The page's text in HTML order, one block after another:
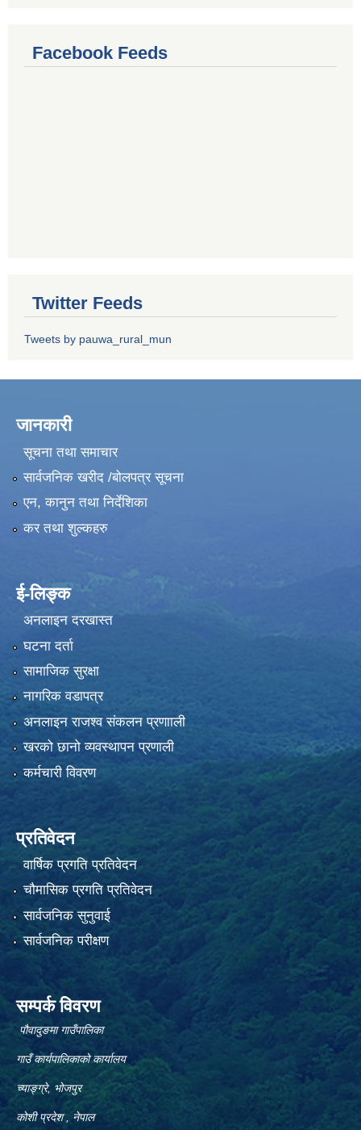
Facebook Feeds
Twitter Feeds
Tweets by pauwa_rural_mun
जानकारी
सूचना तथा समाचार
सार्वजनिक खरीद /बोलपत्र सूचना
एन, कानुन तथा निर्देशिका
कर तथा शुल्कहरु
ई-लिङ्क
अनलाइन दरखास्त
घटना दर्ता
सामाजिक सुरक्षा
नागरिक वडापत्र
अनलाइन राजश्व संकलन प्रणााली
खरको छानो व्यवस्थापन प्रणाली
कर्मचारी विवरण
प्रतिवेदन
वार्षिक प्रगति प्रतिवेदन
चौमासिक प्रगति प्रतिवेदन
सार्वजनिक सुनुवाई
सार्वजनिक परीक्षण
सम्पर्क विवरण
पौवादुङमा गाउँपालिका
गाउँ कार्यपालिकाको कार्यालय
च्याङ्ग्रे, भोजपुर
कोशी प्रदेश , नेपाल